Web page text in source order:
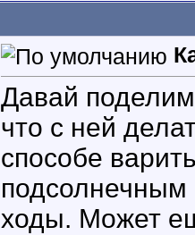
Давай
что с ней
способе
подсолнечным
ходы. Может